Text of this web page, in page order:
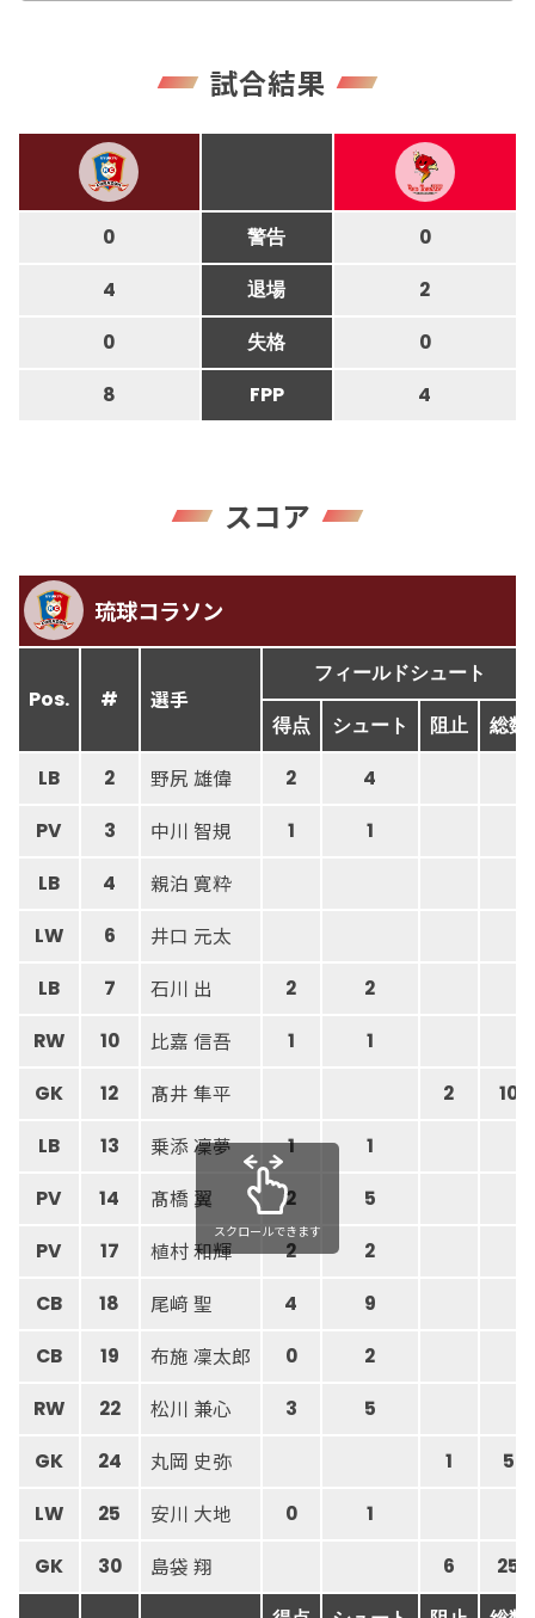
試合結果
0 警告 0
4 退場 2
0 失格 0
8 FPP 4
スコア
琉球コラソン
Pos. # 選手
フィールドシュート
得点 シュート 阻止 総数
LB 2 野尻 雄偉 2 4
PV 3 中川 智規 1 1
LB 4 親泊 寛粋
LW 6 井口 元太
LB 7 石川 出 2 2
RW 10 比嘉 信吾 1 1
GK 12 髙井 隼平 2 10
LB 13 乗添 凜夢 1 1
PV 14 髙橋 翼 2 5
PV 17 植村 和輝 2 2
CB 18 尾﨑 聖 4 9
CB 19 布施 凜太郎 0 2
RW 22 松川 兼心 3 5
GK 24 丸岡 史弥 1 5
LW 25 安川 大地 0 1
GK 30 島袋 翔 6 25
スクロールできます